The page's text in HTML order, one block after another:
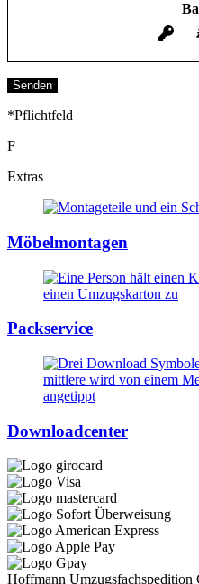
Bitte lasse dieses Feld leer.
*Pflichtfeld
F
Extras
Möbelmontagen
Packservice
Downloadcenter
Hoffmann Umzugsfachspedition